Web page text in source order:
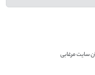
سایت مرغابی